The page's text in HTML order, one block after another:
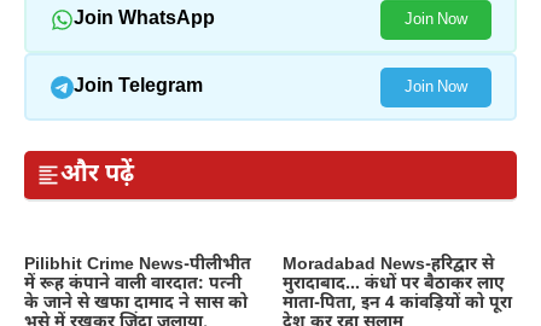
Join WhatsApp Join Now
Join Telegram Join Now
और पढ़ें
Pilibhit Crime News-पीलीभीत
में रूह कंपाने वाली वारदात: पत्नी
के जाने से खफा दामाद ने सास को
Moradabad News-हरिद्वार से
मुरादाबाद… कंधों पर बैठाकर लाए
माता-पिता, इन 4 कांवड़ियों को पूरा